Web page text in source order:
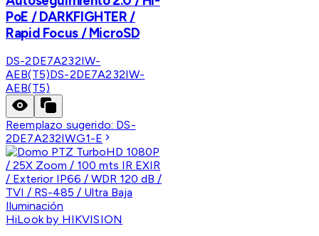
PoE / DARKFIGHTER /
Rapid Focus / MicroSD
DS-2DE7A232IW-
AEB(T5)DS-2DE7A232IW-
AEB(T5)
Reemplazo sugerido: DS-
2DE7A232IWG1-E
HiLook by HIKVISION